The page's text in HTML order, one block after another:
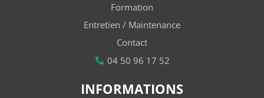
Formation
Entretien / Maintenance
Contact
04 50 96 17 52
INFORMATIONS